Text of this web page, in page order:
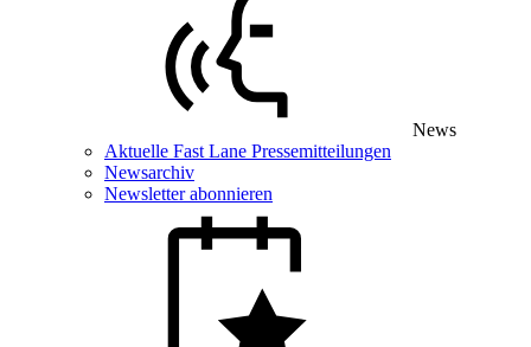
News
Aktuelle Fast Lane Pressemitteilungen
Newsarchiv
Newsletter abonnieren